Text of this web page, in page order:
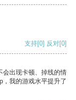
支持[0] 反对[0]
会出现卡顿、掉线的情
我的游戏水平提升了